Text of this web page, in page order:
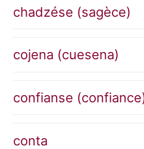
chadzése (sagèce)
cojena (cuesena)
confianse
conta